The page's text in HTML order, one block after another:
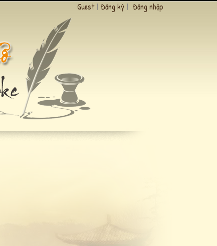
Guest | Đăng ký | Đăng nhập